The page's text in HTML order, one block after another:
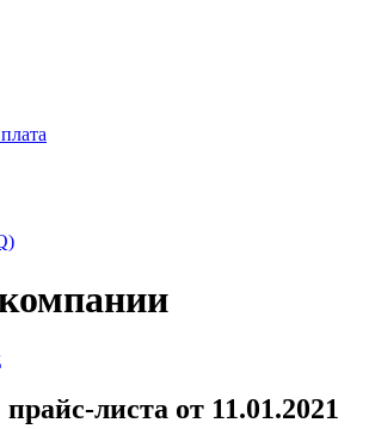
листа от 11.01.2021